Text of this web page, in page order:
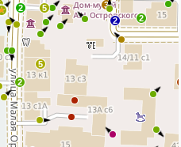
2
5
5
2
3
2
2